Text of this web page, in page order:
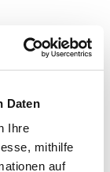
Daten
Ihre
mithilfe
auf